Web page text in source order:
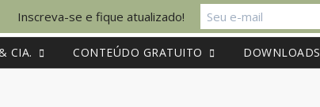
CIA. CONTEÚDO GRATUITO DOWNLOADS
Inscreva-se e fique atualizado!